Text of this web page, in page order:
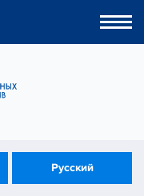
Русский